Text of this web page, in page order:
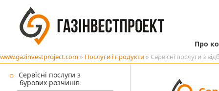
Про
www.gazinvestproject.com » Послуги і продукти » Сервісні послуги з
Сервісні послуги з
бурових розчинів